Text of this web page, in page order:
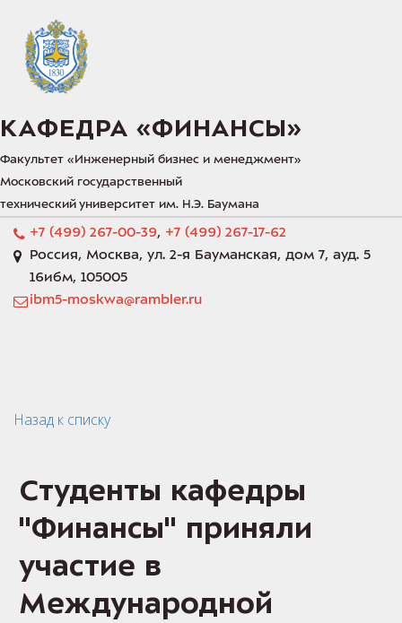
КАФЕДРА «‎ФИНАНСЫ»‎
Факультет «‎Инженерный бизнес и менеджмент»‎
Московский государственный
технический университет им. Н.Э. Баумана
+7 (499) 267-00-39, +7 (499) 267-17-62
Россия, Москва, ул. 2-я Бауманская, дом 7, ауд. 5
16ибм, 105005
ibm5-moskwa@rambler.ru
Назад к списку
Студенты кафедры
"Финансы" приняли
участие в
Международной